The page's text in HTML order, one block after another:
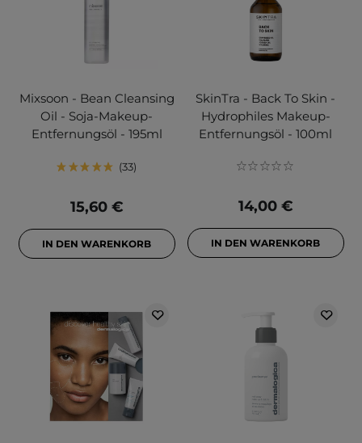
Mixsoon - Bean Cleansing
Oil - Soja-Makeup-
Entfernungsöl - 195ml
33
15,60 €
IN DEN WARENKORB
SkinTra - Back To Skin -
Hydrophiles Makeup-
Entfernungsöl - 100ml
14,00 €
IN DEN WARENKORB